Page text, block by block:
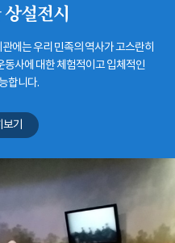
상설전시
에는 우리 민족의 역사가 고스란히
동사에 대한 체험적이고 입체적인
합니다.
기